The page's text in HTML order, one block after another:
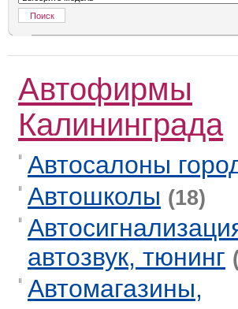
Автофирмы
Калининграда
Автосалоны
Автошколы (18)
автозвук, тюнинг
Автомагазины,